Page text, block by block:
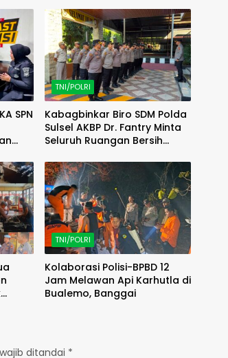
SPN
TNI/POLRI
Kabagbinkar Biro SDM Polda
Sulsel AKBP Dr. Fantry Minta
Seluruh Ruangan Bersih
TNI/POLRI
Kolaborasi Polisi-BPBD 12
Jam Melawan Api Karhutla di
Bualemo, Banggai
ditandai *